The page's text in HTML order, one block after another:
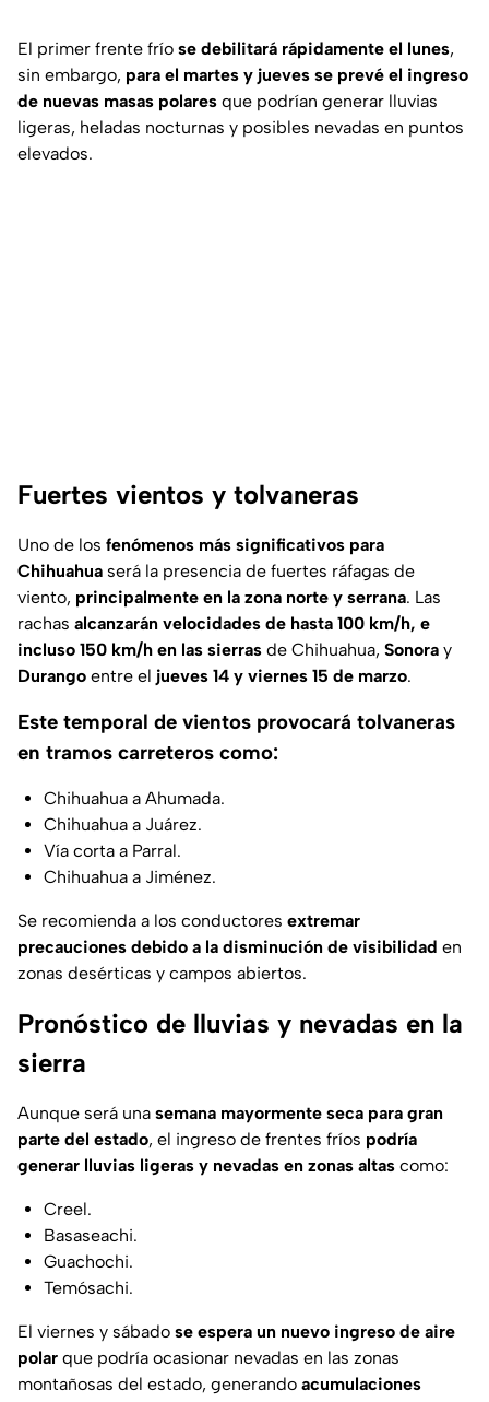
El primer frente frío se debilitará rápidamente el lunes,
sin embargo, para el martes y jueves se prevé el ingreso
de nuevas masas polares que podrían generar lluvias
ligeras, heladas nocturnas y posibles nevadas en puntos
elevados.
Fuertes vientos y tolvaneras
Uno de los fenómenos más significativos para
Chihuahua será la presencia de fuertes ráfagas de
viento, principalmente en la zona norte y serrana. Las
rachas alcanzarán velocidades de hasta 100 km/h, e
incluso 150 km/h en las sierras de Chihuahua, Sonora y
Durango entre el jueves 14 y viernes 15 de marzo.
Este temporal de vientos provocará tolvaneras
en tramos carreteros como:
Chihuahua a Ahumada.
Chihuahua a Juárez.
Vía corta a Parral.
Chihuahua a Jiménez.
Se recomienda a los conductores extremar
precauciones debido a la disminución de visibilidad en
zonas desérticas y campos abiertos.
Pronóstico de lluvias y nevadas en la
sierra
Aunque será una semana mayormente seca para gran
parte del estado, el ingreso de frentes fríos podría
generar lluvias ligeras y nevadas en zonas altas como:
Creel.
Basaseachi.
Guachochi.
Temósachi.
El viernes y sábado se espera un nuevo ingreso de aire
polar que podría ocasionar nevadas en las zonas
montañosas del estado, generando acumulaciones